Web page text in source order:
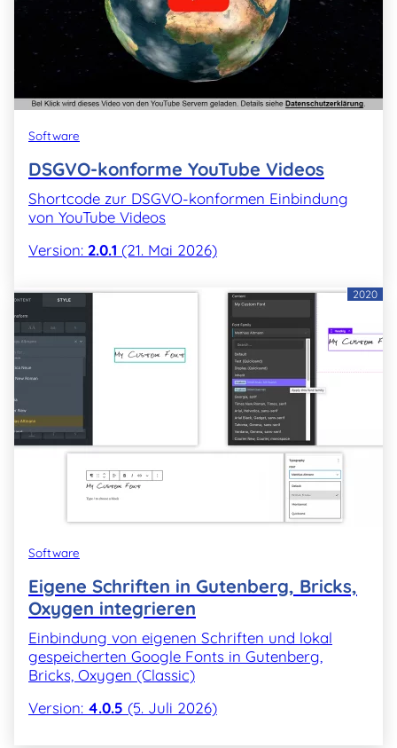
Software
DSGVO-konforme YouTube Videos
Shortcode zur DSGVO-konformen Einbindung
von YouTube Videos
Version: 2.0.1 (21. Mai 2026)
2020
Software
Eigene Schriften in Gutenberg, Bricks,
Oxygen integrieren
Einbindung von eigenen Schriften und lokal
gespeicherten Google Fonts in Gutenberg,
Bricks, Oxygen (Classic)
Version: 4.0.5 (5. Juli 2026)